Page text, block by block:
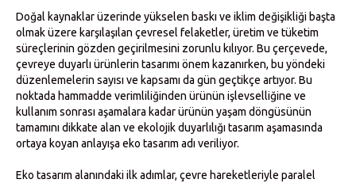
Doğal kaynaklar üzerinde yükselen baskı ve iklim değişikliği başta
olmak üzere karşılaşılan çevresel felaketler, üretim ve tüketim
süreçlerinin gözden geçirilmesini zorunlu kılıyor. Bu çerçevede,
çevreye duyarlı ürünlerin tasarımı önem kazanırken, bu yöndeki
düzenlemelerin sayısı ve kapsamı da gün geçtikçe artıyor. Bu
noktada hammadde verimliliğinden ürünün işlevselliğine ve
kullanım sonrası aşamalara kadar ürünün yaşam döngüsünün
tamamını dikkate alan ve ekolojik duyarlılığı tasarım aşamasında
ortaya koyan anlayışa eko tasarım adı veriliyor.
Eko tasarım alanındaki ilk adımlar, çevre hareketleriyle paralel